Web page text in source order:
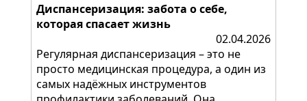
Диспансеризация: забота о себе,
которая спасает жизнь
02.04.2026
Регулярная диспансеризация – это не
просто медицинская процедура, а один из
самых надёжных инструментов